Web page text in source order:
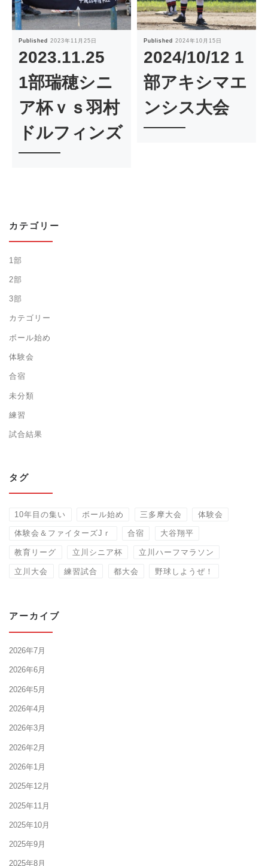
Published 2023年11月25日
2023.11.25
1部瑞穂シニ
ア杯ｖｓ羽村
ドルフィンズ
Published 2024年10月15日
2024/10/12 1
部アキシマエ
ンシス大会
カテゴリー
1部
2部
3部
カテゴリー
ボール始め
体験会
合宿
未分類
練習
試合結果
タグ
10年目の集い ボール始め 三多摩大会 体験会
体験会＆ファイターズJｒ 合宿 大谷翔平
教育リーグ 立川シニア杯 立川ハーフマラソン
立川大会 練習試合 都大会 野球しようぜ！
アーカイブ
2026年7月
2026年6月
2026年5月
2026年4月
2026年3月
2026年2月
2026年1月
2025年12月
2025年11月
2025年10月
2025年9月
2025年8月